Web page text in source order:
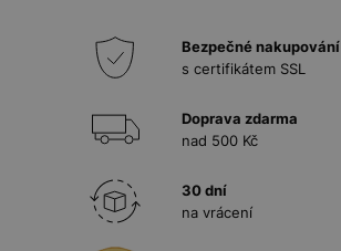
Bezpečné nakupování
s certifikátem SSL
Doprava zdarma
nad 500 Kč
30 dní
na vrácení